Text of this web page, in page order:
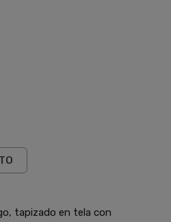
tapizado en tela con